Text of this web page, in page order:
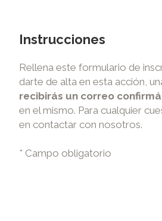
Instrucciones
Rellena este formulario de
darte de alta en esta acción,
recibirás un correo
en el mismo. Para cualquier
en contactar con nosotros.
* Campo obligatorio